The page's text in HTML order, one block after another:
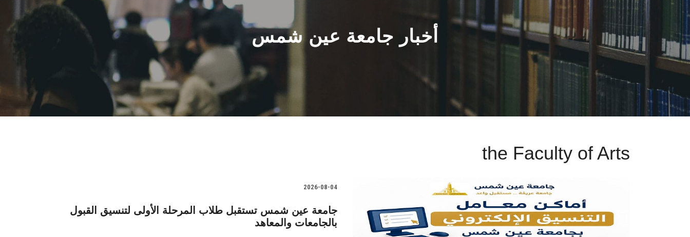
أخبار جامعة عين شمس
the Faculty of Arts
2026-08-04
جامعة عين شمس تستقبل طلاب المرحلة الأولى لتنسيق القبول
بالجامعات والمعاهد